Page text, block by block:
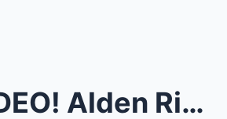
FULL VIDEO! Alden Richards At Kathryn Bernardo, KA...